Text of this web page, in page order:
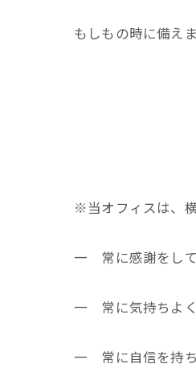
もしもの時に備えま
※当オフィスは、
一 常に感謝をし
一 常に気持ちよ
一 常に自信を持